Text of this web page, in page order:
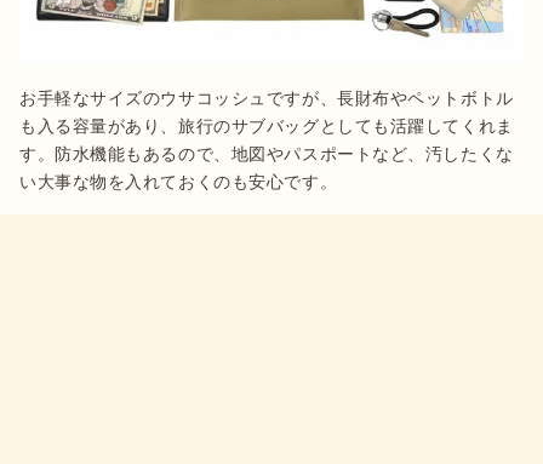
お手軽なサイズのウサコッシュですが、長財布やペットボトル
も入る容量があり、旅行のサブバッグとしても活躍してくれま
す。防水機能もあるので、地図やパスポートなど、汚したくな
い大事な物を入れておくのも安心です。